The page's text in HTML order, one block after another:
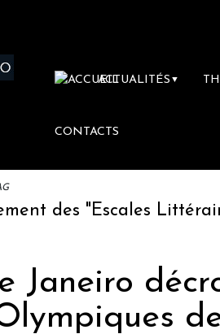
ACTUALITÉS ▼
CONTACTS
des "Escales
Janeiro